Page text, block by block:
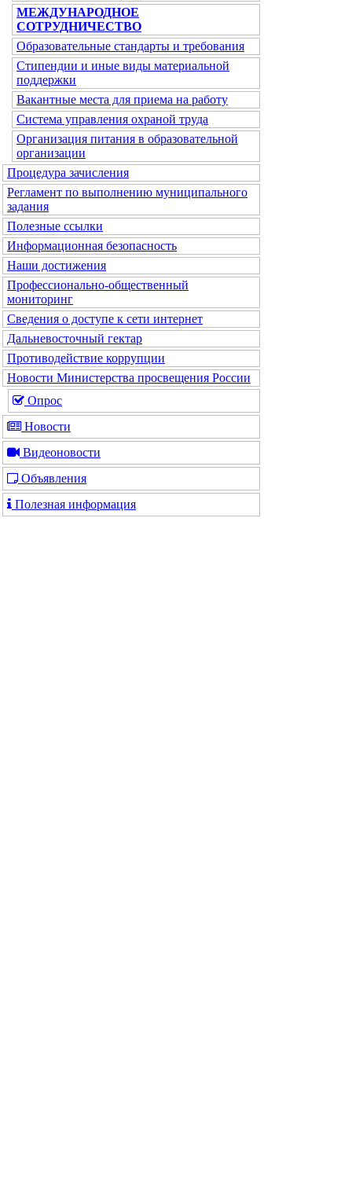
МЕЖДУНАРОДНОЕ
СОТРУДНИЧЕСТВО
Образовательные стандарты и требования
Стипендии и иные виды материальной
поддержки
Вакантные места для приема на работу
Система управления охраной труда
Организация питания в образовательной
организации
Процедура зачисления
Регламент по выполнению муниципального
задания
Полезные ссылки
Информационная безопасность
Наши достижения
Профессионально-общественный
мониторинг
Сведения о доступе к сети интернет
Дальневосточный гектар
Противодействие коррупции
Новости Министерства просвещения России
Опрос
Новости
Видеоновости
Объявления
Полезная информация